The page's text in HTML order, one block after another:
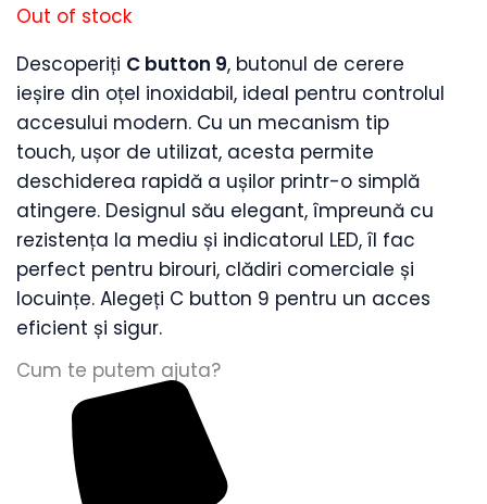
Out of stock
Descoperiți C button 9, butonul de cerere
ieșire din oțel inoxidabil, ideal pentru controlul
accesului modern. Cu un mecanism tip
touch, ușor de utilizat, acesta permite
deschiderea rapidă a ușilor printr-o simplă
atingere. Designul său elegant, împreună cu
rezistența la mediu și indicatorul LED, îl fac
perfect pentru birouri, clădiri comerciale și
locuințe. Alegeți C button 9 pentru un acces
eficient și sigur.
Cum te putem ajuta?